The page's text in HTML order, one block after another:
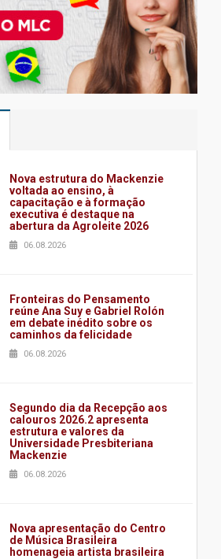
Nova estrutura do Mackenzie
voltada ao ensino, à
capacitação e à formação
executiva é destaque na
abertura da Agroleite 2026
06.08.2026
Fronteiras do Pensamento
reúne Ana Suy e Gabriel Rolón
em debate inédito sobre os
caminhos da felicidade
06.08.2026
Segundo dia da Recepção aos
calouros 2026.2 apresenta
estrutura e valores da
Universidade Presbiteriana
Mackenzie
06.08.2026
Nova apresentação do Centro
de Música Brasileira
homenageia artista brasileira